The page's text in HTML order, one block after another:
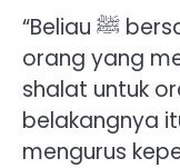
“Beliau ﷺ bersabda, ‘Hai sekalian manusia, sesungguhnya di antara engkau semua ada orang-
orang yang
shalat untuk
belakangnya
mengurus